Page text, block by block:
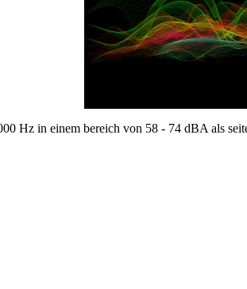
Hz in einem bereich von 58 - 74 dBA als